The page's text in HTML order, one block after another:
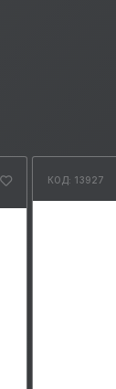
КОД: 13927